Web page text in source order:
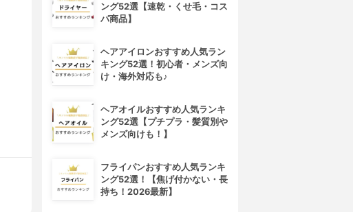
ング52選【速乾・くせ毛・コス
パ商品】
ヘアアイロンおすすめ人気ラン
キング52選！初心者・メンズ向
け・海外対応も♪
ヘアオイルおすすめ人気ランキ
ング52選【プチプラ・髪質別や
メンズ向けも！】
フライパンおすすめ人気ランキ
ング52選！【焦げ付かない・長
持ち！2026最新】